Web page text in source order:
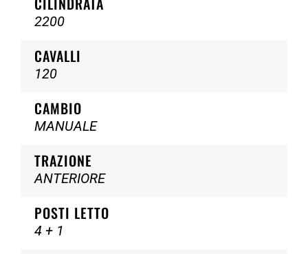
2200
CAVALLI
120
CAMBIO
MANUALE
TRAZIONE
ANTERIORE
POSTI LETTO
4 + 1